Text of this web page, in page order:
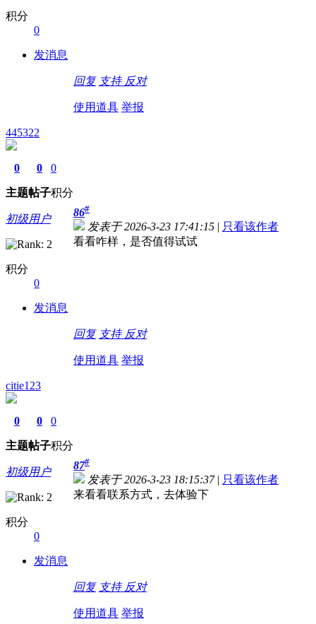
积分
0
发消息
回复 支持 反对
使用道具 举报
445322
0
主题
0
帖子
0
积分
初级用户
积分
0
发消息
86#
发表于 2026-3-23 17:41:15 | 只看该作者
看看咋样，是否值得试试
回复 支持 反对
使用道具 举报
citie123
0
主题
0
帖子
0
积分
初级用户
积分
0
发消息
87#
发表于 2026-3-23 18:15:37 | 只看该作者
来看看联系方式，去体验下
回复 支持 反对
使用道具 举报